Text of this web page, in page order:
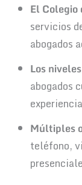
El Colegio
servicios
abogados
Los
abogados
experiencia
Múltiples
teléfono,